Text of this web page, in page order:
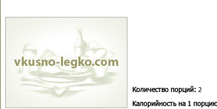
Количество порций: 2
Kалорийность на 1